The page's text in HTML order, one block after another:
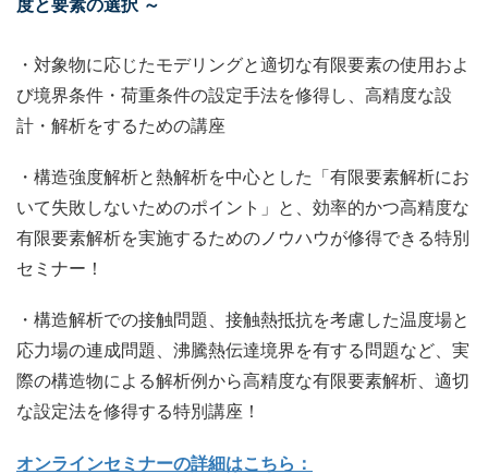
度と要素の選択 ～
・対象物に応じたモデリングと適切な有限要素の使用およ
び境界条件・荷重条件の設定手法を修得し、高精度な設
計・解析をするための講座
・構造強度解析と熱解析を中心とした「有限要素解析にお
いて失敗しないためのポイント」と、効率的かつ高精度な
有限要素解析を実施するためのノウハウが修得できる特別
セミナー！
・構造解析での接触問題、接触熱抵抗を考慮した温度場と
応力場の連成問題、沸騰熱伝達境界を有する問題など、実
際の構造物による解析例から高精度な有限要素解析、適切
な設定法を修得する特別講座！
オンラインセミナーの詳細はこちら：